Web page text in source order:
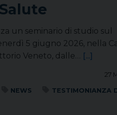
un seminario di studio sul
5 giugno 2026, nella
Veneto, dalle… [...]
27
NEWS
TESTIMONIANZA